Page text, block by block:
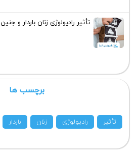
تأثیر رادیولوژی زنان باردار و جنین
برچسب ها
تأثیر رادیولوژی زنان باردار